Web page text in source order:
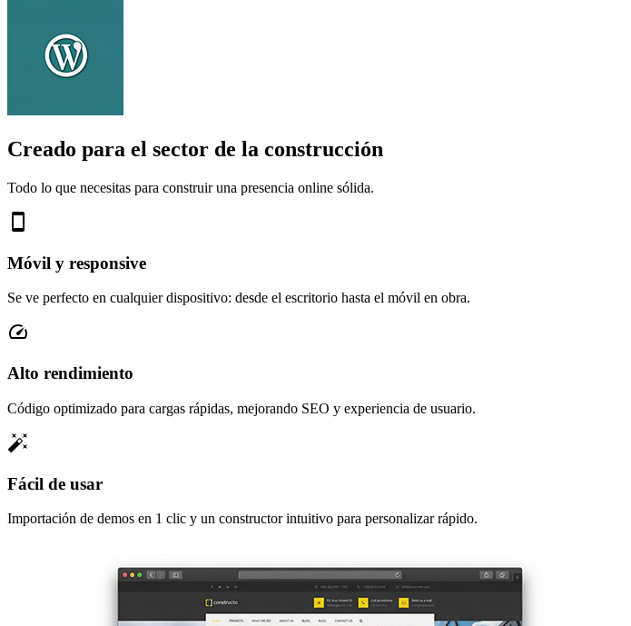
Creado para el sector de la construcción
Todo lo que necesitas para construir una presencia online sólida.
smartphone
Móvil y responsive
Se ve perfecto en cualquier dispositivo: desde el escritorio hasta el móvil en obra.
speed
Alto rendimiento
Código optimizado para cargas rápidas, mejorando SEO y experiencia de usuario.
auto_fix_high
Fácil de usar
Importación de demos en 1 clic y un constructor intuitivo para personalizar rápido.